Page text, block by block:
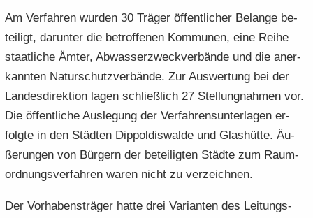
Am Ver­fah­ren wur­den 30 Trä­ger öf­fent­li­cher Be­lan­ge be­
tei­ligt, dar­un­ter die be­trof­fe­nen Kom­mu­nen, eine Reihe
staat­li­che Ämter, Ab­was­ser­zweck­ver­bän­de und die an­er­
kann­ten Na­tur­schutz­ver­bän­de. Zur Aus­wer­tung bei der
Lan­des­di­rek­ti­on lagen schließ­lich 27 Stel­lung­nah­men vor.
Die öf­fent­li­che Aus­le­gung der Ver­fah­rens­un­ter­la­gen er­
folg­te in den Städ­ten Di­ppol­dis­wal­de und Glas­hüt­te. Äu­
ße­run­gen von Bür­gern der be­tei­lig­ten Städ­te zum Raum­
ord­nungs­ver­fah­ren waren nicht zu ver­zeich­nen.
Der Vor­ha­bens­trä­ger hatte drei Va­ri­an­ten des Lei­tungs­